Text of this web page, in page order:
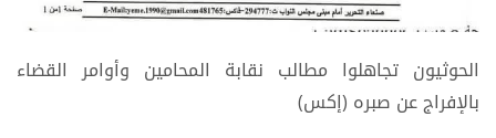
الحوثيون تجاهلوا مطالب نقابة المحامين وأوامر القضاء
بالإفراج عن صبره (إكس)